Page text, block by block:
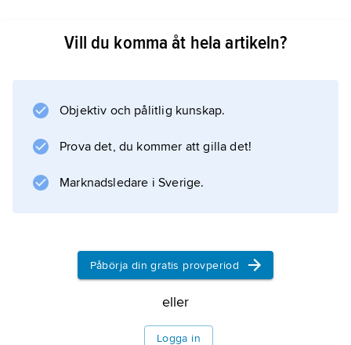
Vill du komma åt hela artikeln?
Objektiv och pålitlig kunskap.
Prova det, du kommer att gilla det!
Marknadsledare i Sverige.
Påbörja din gratis provperiod
eller
Logga in